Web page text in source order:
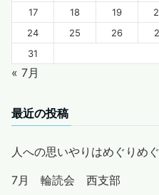
17
18 19
24
25 26
31
« 7月
最近の投稿
人への思いやりはめぐりめ
7月 輪読会 西支部